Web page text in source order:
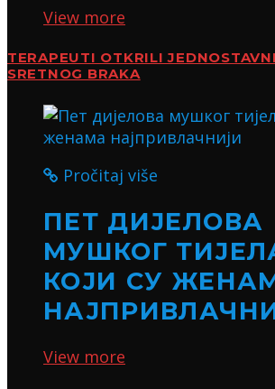
View more
TERAPEUTI OTKRILI
SRETNOG BRAKA
Pročitaj više
ПЕТ ДИЈЕЛОВА
МУШКОГ
КОЈИ СУ
View more